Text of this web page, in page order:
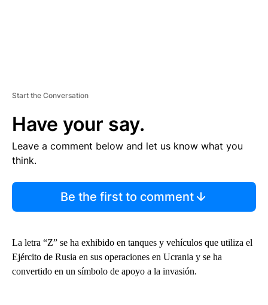
Start the Conversation
Have your say.
Leave a comment below and let us know what you
think.
Be the first to comment
La letra “Z” se ha exhibido en tanques y vehículos que utiliza el
Ejército de Rusia en sus operaciones en Ucrania y se ha
convertido en un símbolo de apoyo a la invasión.